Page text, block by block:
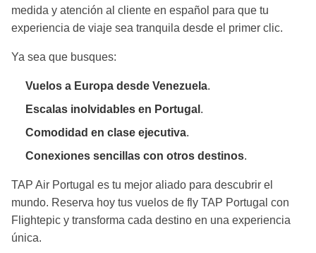
medida y atención al cliente en español para que tu
experiencia de viaje sea tranquila desde el primer clic.
Ya sea que busques:
Vuelos a Europa desde Venezuela.
Escalas inolvidables en Portugal .
Comodidad en clase ejecutiva.
Conexiones sencillas con otros destinos.
TAP Air Portugal es tu mejor aliado para descubrir el
mundo. Reserva hoy tus vuelos de fly TAP Portugal con
Flightepic y transforma cada destino en una experiencia
única.